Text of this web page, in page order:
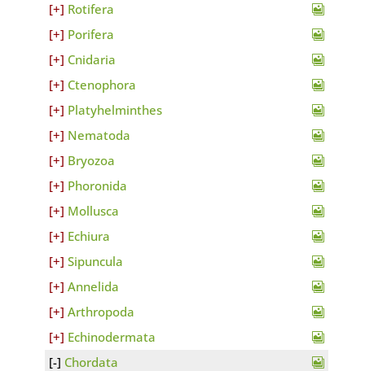
Rotifera
Porifera
Cnidaria
Ctenophora
Platyhelminthes
Nematoda
Bryozoa
Phoronida
Mollusca
Echiura
Sipuncula
Annelida
Arthropoda
Echinodermata
Chordata